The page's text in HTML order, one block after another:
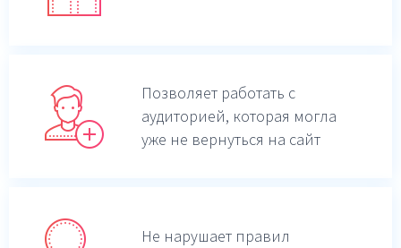
Позволяет работать с
аудиторией, которая могла
уже не вернуться на сайт
Не нарушает правил